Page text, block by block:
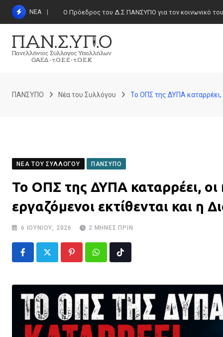
Skip
content
ΝΕΑ Ο Πρόεδρος του Δ.Σ ΠΑΝΣΥΠΟ για τον κοινωνικό
ΠΑΝΣΥΠΟ Νέα του Συλλόγου Το ΟΠΣ της ΔΥΠΑ καταρρέει,
ΝΈΑ ΤΟΥ ΣΥΛΛΌΓΟΥ ΠΑΝΣΥΠΟ
Το ΟΠΣ της ΔΥΠΑ καταρρέει, οι
εργαζόμενοι εκτίθενται και η
6 ΙΟΥΝΊΟΥ, 2026 2 ΜΉΝΕΣ ΠΡΙΝ
PinterestWhatsappTiktok